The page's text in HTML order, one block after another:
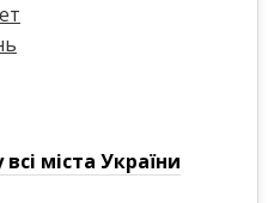
міста України